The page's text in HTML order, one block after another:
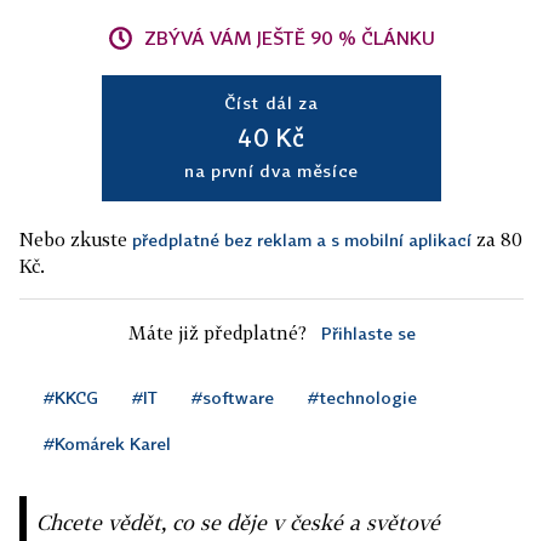
ZBÝVÁ VÁM JEŠTĚ 90 % ČLÁNKU
Číst dál za
40 Kč
na první dva měsíce
Nebo zkuste předplatné bez reklam a s mobilní aplikací za 80
Kč.
Máte již předplatné? Přihlaste se
#KKCG #IT #software #technologie
#Komárek Karel
Chcete vědět, co se děje v české a světové